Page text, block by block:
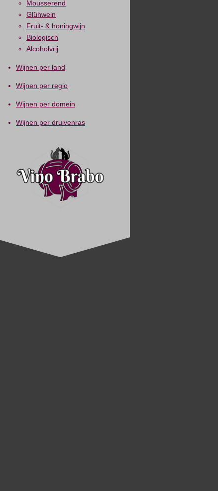
Mousserend
Glühwein
Fruit- & honingwijn
Biologisch
Alcoholvrij
Wijnen per land
Wijnen per regio
Wijnen per domein
Wijnen per druivenras